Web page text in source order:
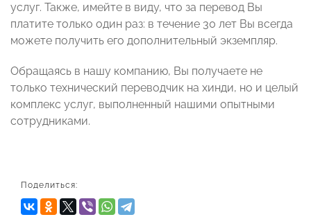
услуг. Также, имейте в виду, что за перевод Вы
платите только один раз: в течение 30 лет Вы всегда
можете получить его дополнительный экземпляр.
Обращаясь в нашу компанию, Вы получаете не
только технический переводчик на хинди, но и целый
комплекс услуг, выполненный нашими опытными
сотрудниками.
Поделиться: